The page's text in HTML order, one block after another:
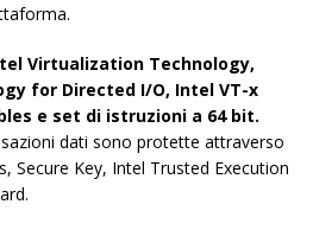
Virtualization Technology,
for Directed I/O, Intel VT-x
e set di istruzioni a 64 bit.
dati sono protette attraverso
Secure Key, Intel Trusted Execution